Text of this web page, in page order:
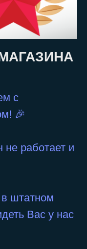
с
🎉
работает и
штатном
Вас у нас